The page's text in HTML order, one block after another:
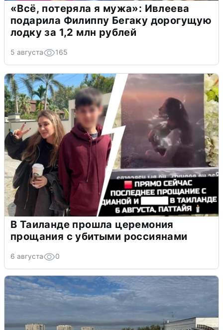
«Всё, потеряла я мужа»: Ивлеева
подарила Филиппу Бегаку дорогущую
лодку за 1,2 млн рублей
5 августа 165
В Таиланде прошла церемония
прощания с убитыми россиянами
6 августа 0